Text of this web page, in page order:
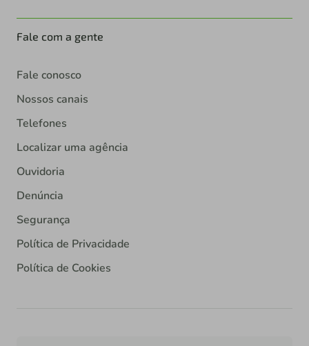
Fale com a gente
Fale conosco
Nossos canais
Telefones
Localizar uma agência
Ouvidoria
Denúncia
Segurança
Política de Privacidade
Política de Cookies